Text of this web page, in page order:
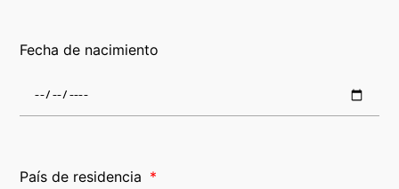
Fecha de nacimiento
País de residencia